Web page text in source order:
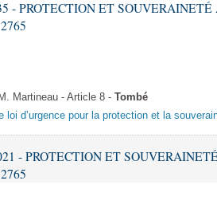
- PROTECTION ET SOUVERAINETÉ
Martineau - Article 8 - Tombé
loi d’urgence pour la protection et la
- PROTECTION ET